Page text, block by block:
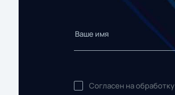
Согласен на обработку